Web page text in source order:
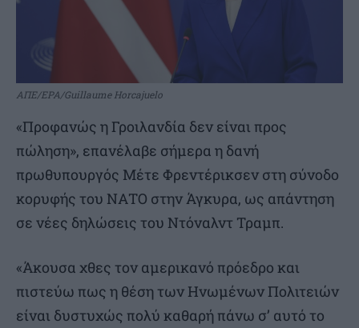
ΑΠΕ/EPA/Guillaume Horcajuelo
«Προφανώς η Γροιλανδία δεν είναι προς
πώληση», επανέλαβε σήμερα η δανή
πρωθυπουργός Μέτε Φρεντέρικσεν στη σύνοδο
κορυφής του ΝΑΤΟ στην Άγκυρα, ως απάντηση
σε νέες δηλώσεις του Ντόναλντ Τραμπ.
«Άκουσα χθες τον αμερικανό πρόεδρο και
πιστεύω πως η θέση των Ηνωμένων Πολιτειών
είναι δυστυχώς πολύ καθαρή πάνω σ’ αυτό το